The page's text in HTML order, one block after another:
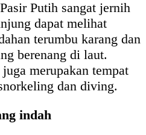
Putih sangat jernih
dapat melihat
terumbu karang dan
berenang di laut.
merupakan tempat
dan diving.
indah